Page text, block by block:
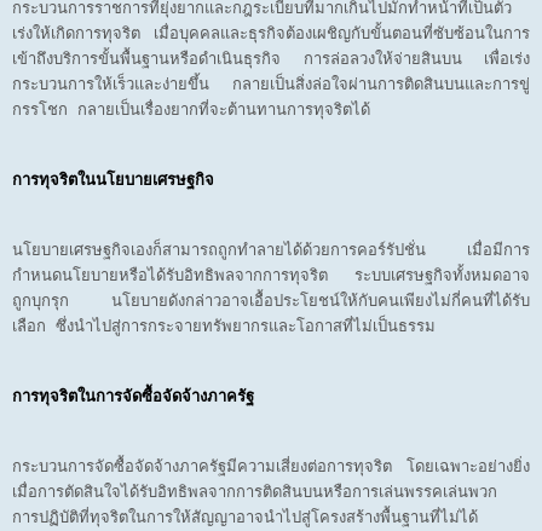
กระบวนการราชการที่ยุ่งยากและกฎระเบียบที่มากเกินไปมักทำหน้าที่เป็นตัว
เร่งให้เกิดการทุจริต เมื่อบุคคลและธุรกิจต้องเผชิญกับขั้นตอนที่ซับซ้อนในการ
เข้าถึงบริการขั้นพื้นฐานหรือดำเนินธุรกิจ การล่อลวงให้จ่ายสินบน เพื่อเร่ง
กระบวนการให้เร็วและง่ายขึ้น กลายเป็นสิ่งล่อใจผ่านการติดสินบนและการขู่
กรรโชก กลายเป็นเรื่องยากที่จะต้านทานการทุจริตได้
การทุจริตในนโยบายเศรษฐกิจ
นโยบายเศรษฐกิจเองก็สามารถถูกทำลายได้ด้วยการคอร์รัปชั่น เมื่อมีการ
กำหนดนโยบายหรือได้รับอิทธิพลจากการทุจริต ระบบเศรษฐกิจทั้งหมดอาจ
ถูกบุกรุก นโยบายดังกล่าวอาจเอื้อประโยชน์ให้กับคนเพียงไม่กี่คนที่ได้รับ
เลือก ซึ่งนำไปสู่การกระจายทรัพยากรและโอกาสที่ไม่เป็นธรรม
การทุจริตในการจัดซื้อจัดจ้างภาครัฐ
กระบวนการจัดซื้อจัดจ้างภาครัฐมีความเสี่ยงต่อการทุจริต โดยเฉพาะอย่างยิ่ง
เมื่อการตัดสินใจได้รับอิทธิพลจากการติดสินบนหรือการเล่นพรรคเล่นพวก
การปฏิบัติที่ทุจริตในการให้สัญญาอาจนำไปสู่โครงสร้างพื้นฐานที่ไม่ได้